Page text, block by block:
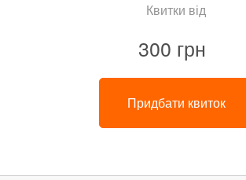
Квитки від
300 грн
Придбати квиток